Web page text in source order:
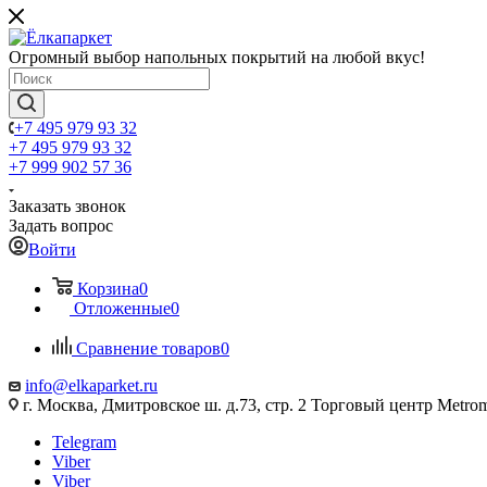
Огромный выбор напольных покрытий на любой вкус!
+7 495 979 93 32
+7 495 979 93 32
+7 999 902 57 36
Заказать звонок
Задать вопрос
Войти
Корзина0
Отложенные0
Сравнение товаров0
info@elkaparket.ru
г. Москва, Дмитровское ш. д.73, стр. 2 Торговый центр
Telegram
Viber
Viber